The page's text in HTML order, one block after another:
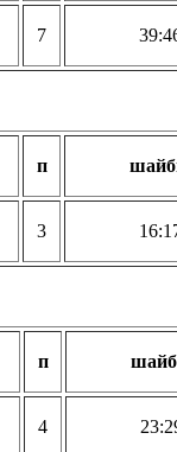
7
п
3
п
4